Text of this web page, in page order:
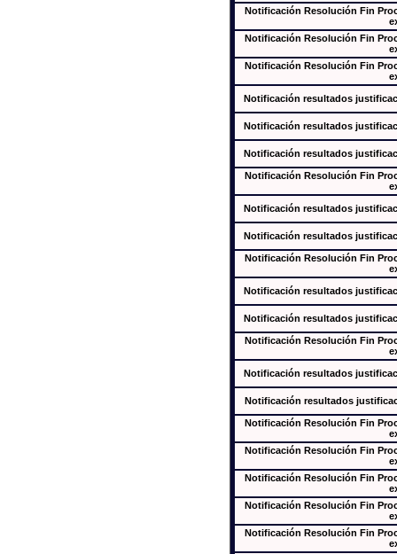
Notificación Resolución Fin
Notificación Resolución Fin
Notificación Resolución Fin
Notificación resultados
Notificación resultados
Notificación resultados
Notificación Resolución Fin
Notificación resultados
Notificación resultados
Notificación Resolución Fin
Notificación resultados
Notificación resultados
Notificación Resolución Fin
Notificación resultados
Notificación resultados
Notificación Resolución Fin
Notificación Resolución Fin
Notificación Resolución Fin
Notificación Resolución Fin
Notificación Resolución Fin